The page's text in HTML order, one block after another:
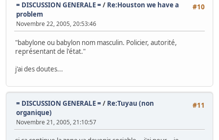
#10
= DISCUSSION GENERALE = / Re:Houston we have a
problem
Novembre 22, 2005, 20:53:46
"babylone ou babylon nom masculin. Policier, autorité,
représentant de l'état."
j'ai des doutes...
#11
= DISCUSSION GENERALE = / Re:Tuyau (non
organique)
Novembre 21, 2005, 21:10:57